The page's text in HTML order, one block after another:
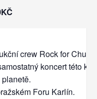
crew Rock for
koncert této
Foru Karlín.